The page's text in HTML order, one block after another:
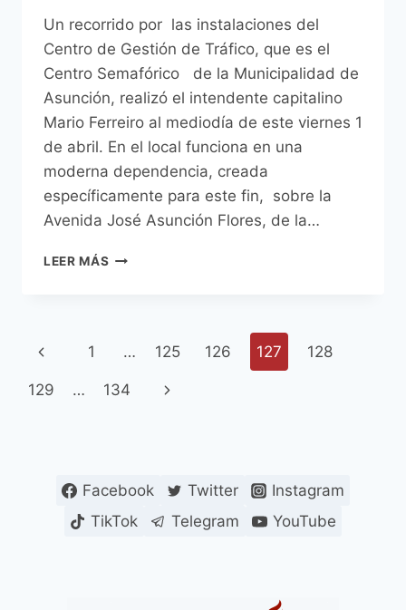
Un recorrido por las instalaciones del
Centro de Gestión de Tráfico, que es el
Centro Semafórico de la Municipalidad de
Asunción, realizó el intendente capitalino
Mario Ferreiro al mediodía de este viernes 1
de abril. En el local funciona en una
moderna dependencia, creada
específicamente para este fin, sobre la
Avenida José Asunción Flores, de la…
LEER MÁS INTENDENTE
FUNCIONAMIENTO
CENTRO
Navegación
de
Página
anterior
1 … 125 126 127 128
129 … 134
Siguiente
Facebook Twitter
Instagram
TikTok
Telegram YouTube